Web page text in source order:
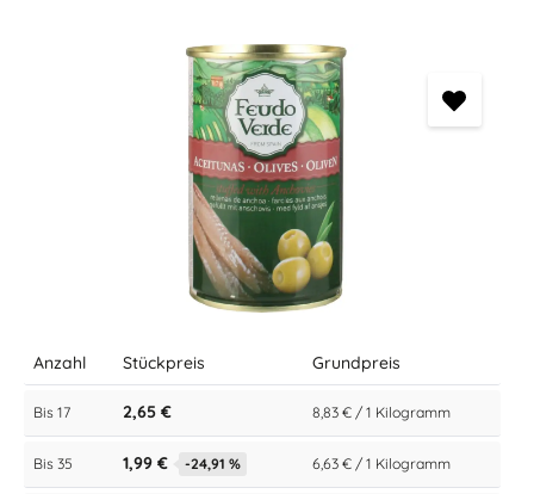
Bildergalerie überspringen
Anzahl Stückpreis Grundpreis
Bis 17 2,65 € 8,83 € / 1 Kilogramm
Bis 35 1,99 € -24,91 % 6,63 € / 1 Kilogramm